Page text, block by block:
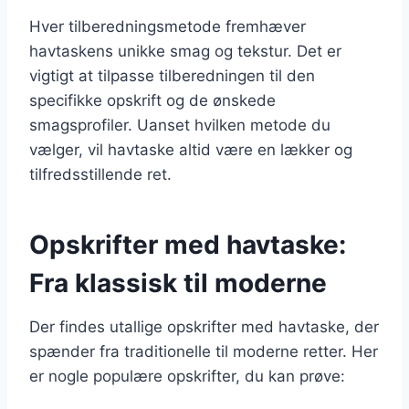
Hver tilberedningsmetode fremhæver
havtaskens unikke smag og tekstur. Det er
vigtigt at tilpasse tilberedningen til den
specifikke opskrift og de ønskede
smagsprofiler. Uanset hvilken metode du
vælger, vil havtaske altid være en lækker og
tilfredsstillende ret.
Opskrifter med havtaske:
Fra klassisk til moderne
Der findes utallige opskrifter med havtaske, der
spænder fra traditionelle til moderne retter. Her
er nogle populære opskrifter, du kan prøve: